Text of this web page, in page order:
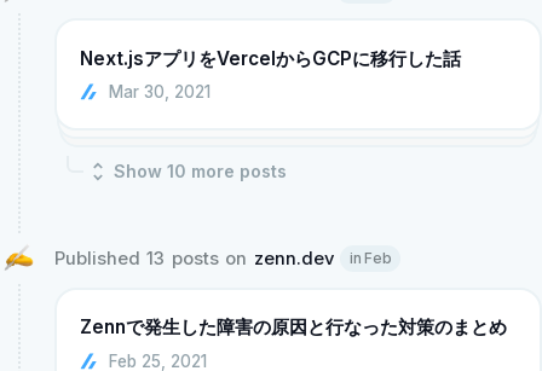
Next.jsアプリをVercelからGCPに移行した話
Mar 30, 2021
Show 10 more posts
Published 13 posts on zenn.dev in Feb
Zennで発生した障害の原因と行なった対策のまとめ
Feb 25, 2021